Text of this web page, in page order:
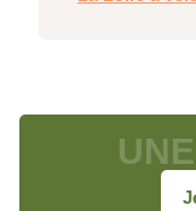
Êtes-vous